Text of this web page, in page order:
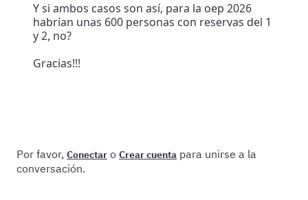
Y si ambos casos son así, para la oep 2026
habrían unas 600 personas con reservas del 1
y 2, no?
Gracias!!!
Por favor, Conectar o Crear cuenta para unirse a la
conversación.